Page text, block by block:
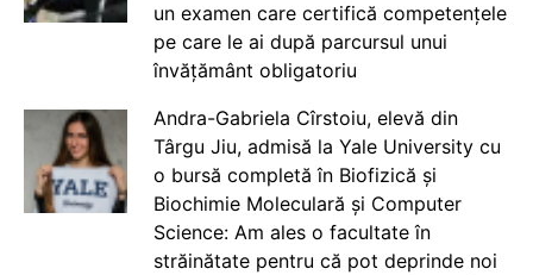
un examen care certifică competențele
pe care le ai după parcursul unui
învățământ obligatoriu
Andra-Gabriela Cîrstoiu, elevă din
Târgu Jiu, admisă la Yale University cu
o bursă completă în Biofizică și
Biochimie Moleculară și Computer
Science: Am ales o facultate în
străinătate pentru că pot deprinde noi